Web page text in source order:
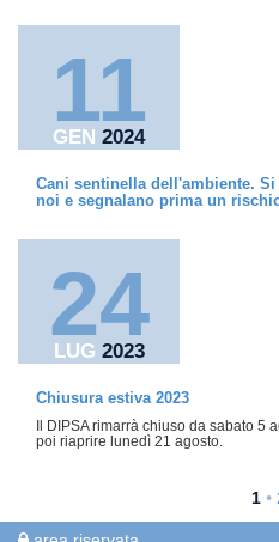
11
GEN2024
Cani sentinella dell'ambiente.
noi e segnalano prima un
24
LUG 2023
Chiusura estiva 2023
Il DIPSA rimarrà chiuso da sabato 5
poi riaprire lunedì 21 agosto.
1 •